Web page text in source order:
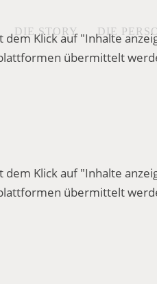
Klick auf "Inhalte
übermittelt
Klick auf "Inhalte
übermittelt
DIE STORY DIE